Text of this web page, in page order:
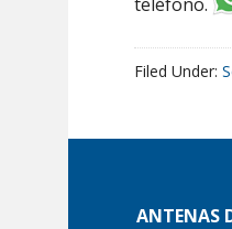
Filed Under:
ANTENAS